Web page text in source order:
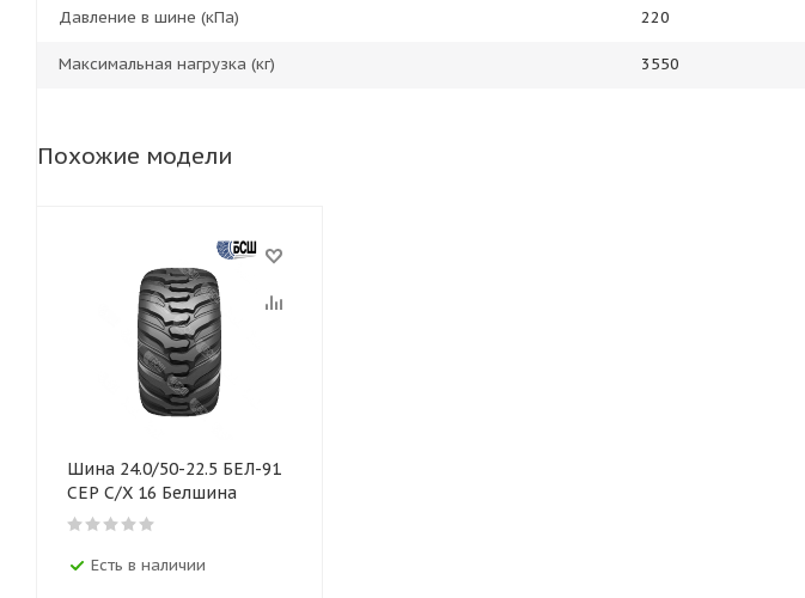
Давление в шине (кПа) 220
Максимальная нагрузка (кг) 3550
Похожие модели
Шина 24.0/50-22.5 БЕЛ-91
СЕР С/Х 16 Белшина
Есть в наличии